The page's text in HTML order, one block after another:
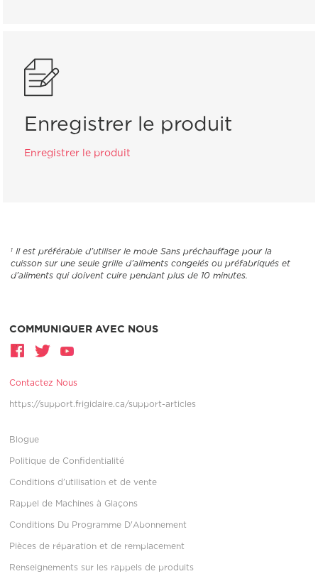
Enregistrer le produit
Enregistrer le produit
1 Il est préférable d’utiliser le mode Sans préchauffage pour la
cuisson sur une seule grille d’aliments congelés ou préfabriqués et
d’aliments qui doivent cuire pendant plus de 10 minutes.
COMMUNIQUER AVEC NOUS
Contactez Nous
https://support.frigidaire.ca/support-articles
Blogue
Politique de Confidentialité
Conditions d’utilisation et de vente
Rappel de Machines à Glaçons
Conditions Du Programme D'Abonnement
Pièces de réparation et de remplacement
Renseignements sur les rappels de produits